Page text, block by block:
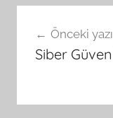
gezinmesi
Önceki yazı
Siber